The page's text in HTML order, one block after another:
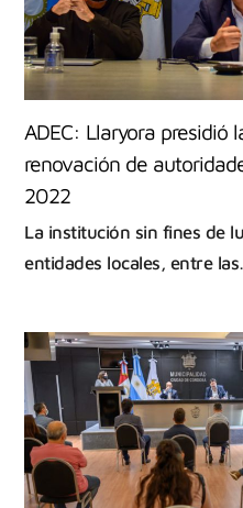
ADEC: Llaryora presidió
renovación de
2022
La institución sin fines de
entidades locales, entre